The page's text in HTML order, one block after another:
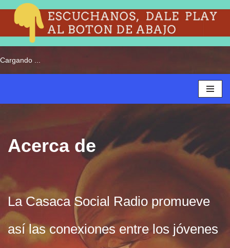
Saltar
al
Cargando ...
Acerca de
La Casaca Social Radio promueve
así las conexiones entre los jóvenes